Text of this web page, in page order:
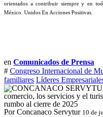
orientados a contribuir siempre y en
México. Unidos En Acciones Positivas.
en Comunicados de Prensa
# Congreso Internacional de
familiares Líderes
Por Concanaco Servytur 10 de